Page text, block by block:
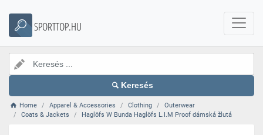
SPORTTOP.HU
Keresés
Home Apparel & Accessories Clothing
Outerwear
Coats & Jackets
Haglöfs W Bunda Haglöfs L.I.M Proof dámská žlutá